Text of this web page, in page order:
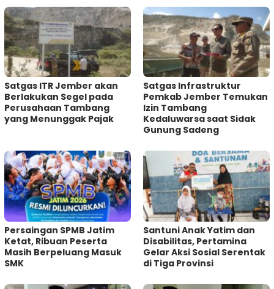
Satgas ITR Jember akan
Berlakukan Segel pada
Perusahaan Tambang
yang Menunggak Pajak
Satgas Infrastruktur
Pemkab Jember Temukan
Izin Tambang
Kedaluwarsa saat Sidak
Gunung Sadeng
Persaingan SPMB Jatim
Ketat, Ribuan Peserta
Masih Berpeluang Masuk
SMK
Santuni Anak Yatim dan
Disabilitas, Pertamina
Gelar Aksi Sosial Serentak
di Tiga Provinsi